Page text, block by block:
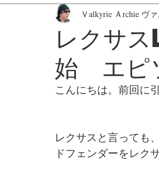
作業工程・レポート 日々日記
レクサ
始 エピ
Ｖalkyrie Ａrchie ヴ
こんにちは。前回に
レクサスと言っても
ドフェンダーをレク